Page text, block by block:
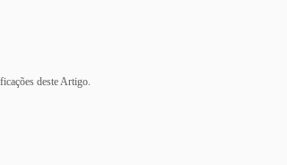
deste Artigo.